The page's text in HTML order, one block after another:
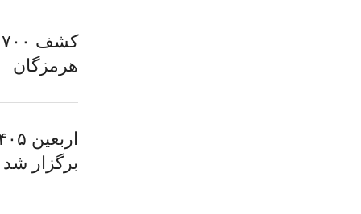
هرمزگان
برگزار شد